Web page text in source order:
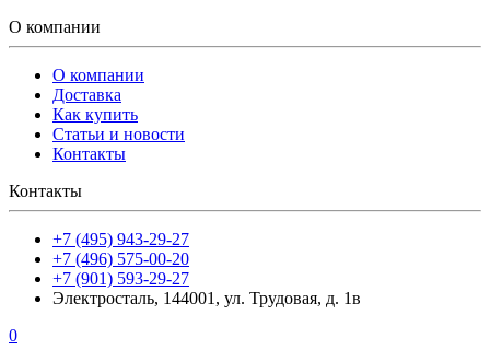
О компании
О компании
Доставка
Как купить
Статьи и новости
Контакты
Контакты
+7 (495) 943-29-27
+7 (496) 575-00-20
+7 (901) 593-29-27
Электросталь, 144001, ул. Трудовая, д. 1в
0